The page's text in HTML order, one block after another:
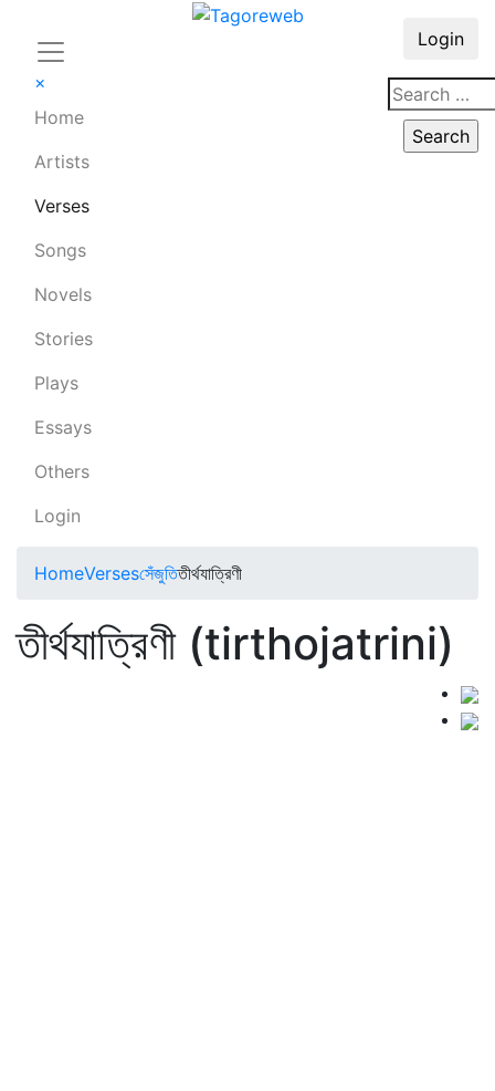
×
Home
Artists
Verses
Songs
Novels
Stories
Plays
Essays
Others
Login
Login
HomeVersesসেঁজুতিতীর্থযাত্রিণী
তীর্থযাত্রিণী (tirthojatrini)